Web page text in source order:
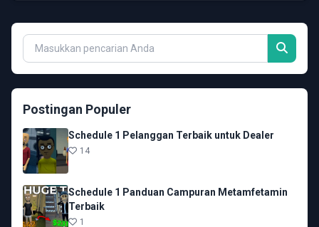
Postingan Populer
Schedule 1 Pelanggan Terbaik untuk Dealer
14
Schedule 1 Panduan Campuran Metamfetamin
Terbaik
1